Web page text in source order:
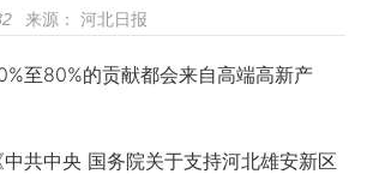
来源： 河北日报
80%的贡献都会来自高端高新产
中央 国务院关于支持河北雄安新区